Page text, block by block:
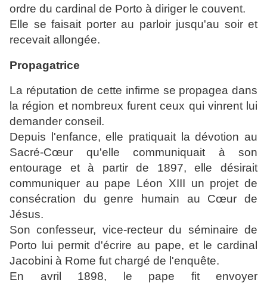
ordre du cardinal de Porto à diriger le couvent.
Elle se faisait porter au parloir jusqu'au soir et
recevait allongée.
Propagatrice
La réputation de cette infirme se propagea dans
la région et nombreux furent ceux qui vinrent lui
demander conseil.
Depuis l'enfance, elle pratiquait la dévotion au
Sacré-Cœur qu'elle communiquait à son
entourage et à partir de 1897, elle désirait
communiquer au pape Léon XIII un projet de
consécration du genre humain au Cœur de
Jésus.
Son confesseur, vice-recteur du séminaire de
Porto lui permit d'écrire au pape, et le cardinal
Jacobini à Rome fut chargé de l'enquête.
En avril 1898, le pape fit envoyer